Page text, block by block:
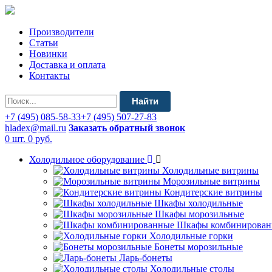
Производители
Статьи
Новинки
Доставка и оплата
Контакты
Найти
+7 (495) 085-58-33+7 (495) 507-27-83
hladex@mail.ru Заказать обратный звонок
0 шт. 0 руб.
Холодильное оборудование
Холодильные витрины
Морозильные витрины
Кондитерские витрины
Шкафы холодильные
Шкафы морозильные
Шкафы
Холодильные горки
Бонеты морозильные
Ларь-бонеты
Холодильные столы